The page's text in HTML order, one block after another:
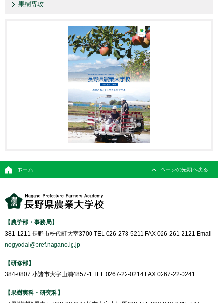
果樹専攻
ホーム ページの先頭へ戻る
【農学部・事務局】
381-1211 長野市松代町大室3700 TEL 026-278-5211 FAX 026-261-2121 Email
nogyodai@pref.nagano.lg.jp
【研修部】
384-0807 小諸市大字山浦4857-1 TEL 0267-22-0214 FAX 0267-22-0241
【果樹実科・研究科】